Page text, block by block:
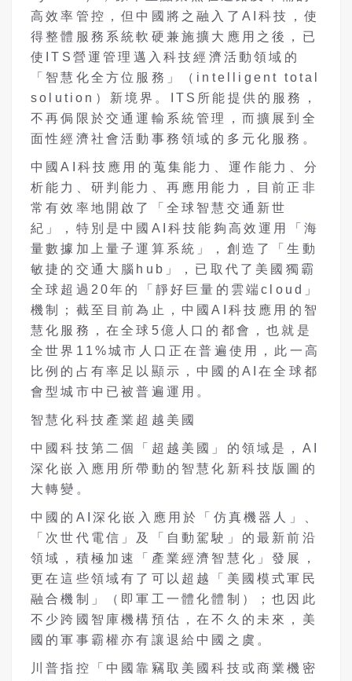
高效率管控，但中國將之融入了AI科技，使
得整體服務系統軟硬兼施擴大應用之後，已
使ITS營運管理邁入科技經濟活動領域的
「智慧化全方位服務」（intelligent total
solution）新境界。ITS所能提供的服務，
不再侷限於交通運輸系統管理，而擴展到全
面性經濟社會活動事務領域的多元化服務。
中國AI科技應用的蒐集能力、運作能力、分
析能力、研判能力、再應用能力，目前正非
常有效率地開啟了「全球智慧交通新世
紀」，特別是中國AI科技能夠高效運用「海
量數據加上量子運算系統」，創造了「生動
敏捷的交通大腦hub」，已取代了美國獨霸
全球超過20年的「靜好巨量的雲端cloud」
機制；截至目前為止，中國AI科技應用的智
慧化服務，在全球5億人口的都會，也就是
全世界11%城市人口正在普遍使用，此一高
比例的占有率足以顯示，中國的AI在全球都
會型城市中已被普遍運用。
智慧化科技產業超越美國
中國科技第二個「超越美國」的領域是，AI
深化嵌入應用所帶動的智慧化新科技版圖的
大轉變。
中國的AI深化嵌入應用於「仿真機器人」、
「次世代電信」及「自動駕駛」的最新前沿
領域，積極加速「產業經濟智慧化」發展，
更在這些領域有了可以超越「美國模式軍民
融合機制」（即軍工一體化體制）；也因此
不少跨國智庫機構預估，在不久的未來，美
國的軍事霸權亦有讓退給中國之虞。
川普指控「中國靠竊取美國科技或商業機密